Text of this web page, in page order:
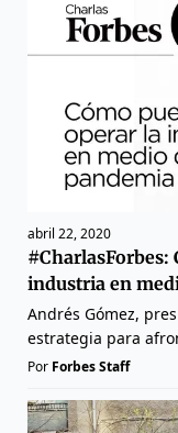
abril 22, 2020
#CharlasForbes:
industria en
Andrés Gómez,
estrategia para
Por Forbes Staff